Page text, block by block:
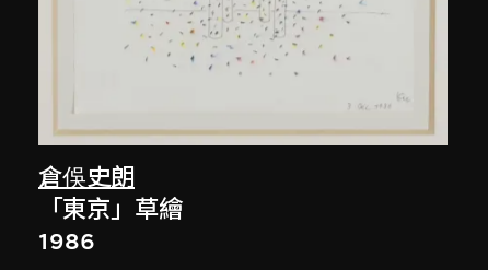
倉俁史朗
「東京」草繪
1986